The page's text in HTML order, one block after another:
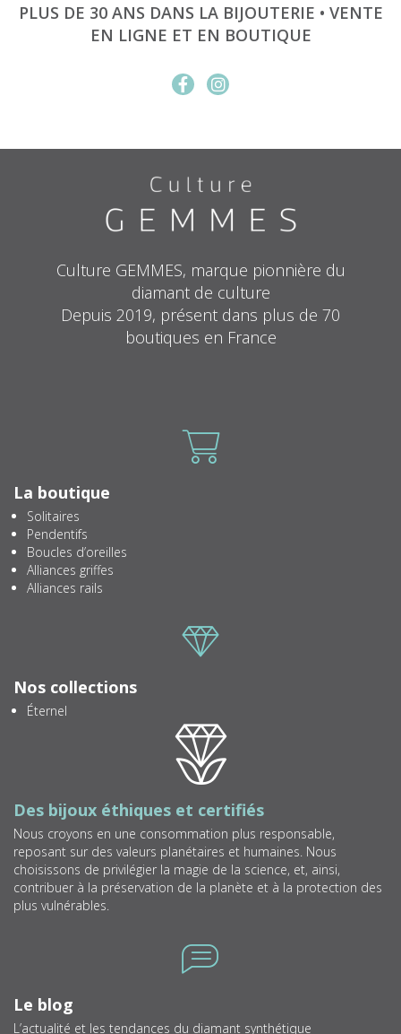
PLUS DE 30 ANS DANS LA BIJOUTERIE • VENTE
EN LIGNE ET EN BOUTIQUE
Culture GEMMES, marque pionnière du
diamant de culture
Depuis 2019, présent dans plus de 70
boutiques en France
La boutique
Solitaires
Pendentifs
Boucles d’oreilles
Alliances griffes
Alliances rails
Nos collections
Éternel
Des bijoux éthiques et certifiés
Nous croyons en une consommation plus responsable,
reposant sur des valeurs planétaires et humaines. Nous
choisissons de privilégier la magie de la science, et, ainsi,
contribuer à la préservation de la planète et à la protection des
plus vulnérables.
Le blog
L’actualité et les tendances du diamant synthétique